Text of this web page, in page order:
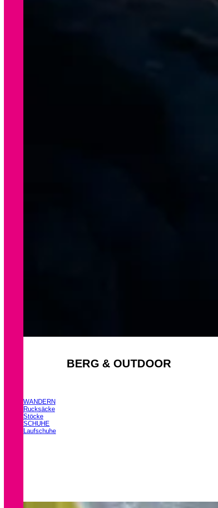
BERG & OUTDOOR
WANDERN
Rucksäcke
Stöcke
SCHUHE
Laufschuhe